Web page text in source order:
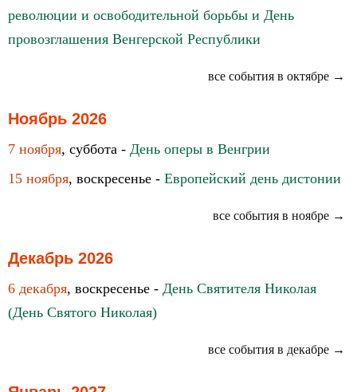
революции и освободительной борьбы и День
провозглашения Венгерской Республики
все события в октябре →
Ноябрь 2026
7 ноября, суббота - День оперы в Венгрии
15 ноября, воскресенье - Европейский день дистонии
все события в ноябре →
Декабрь 2026
6 декабря, воскресенье - День Святителя Николая
(День Святого Николая)
все события в декабре →